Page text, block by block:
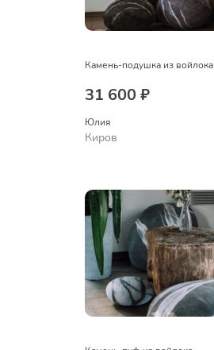
Камень-подушка из войлока
31 600 ₽
Юлия
Киров